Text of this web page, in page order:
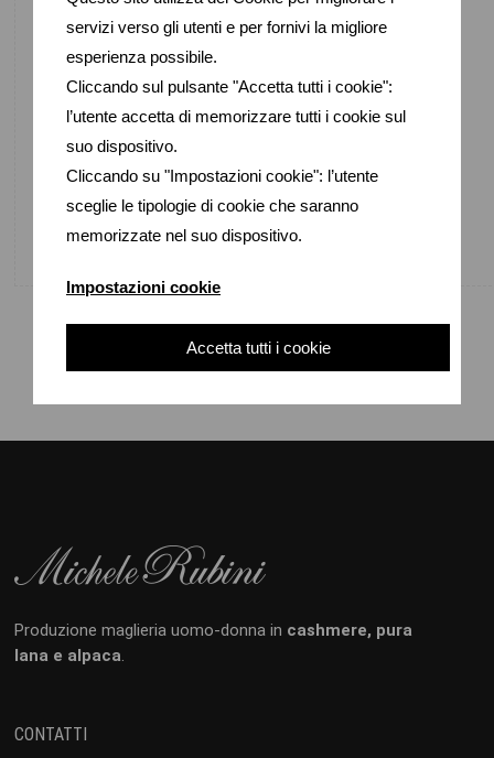
servizi verso gli utenti e per fornivi la migliore
esperienza possibile.
Cliccando sul pulsante "Accetta tutti i cookie":
l’utente accetta di memorizzare tutti i cookie sul
suo dispositivo.
Cliccando su "Impostazioni cookie": l’utente
sceglie le tipologie di cookie che saranno
memorizzate nel suo dispositivo.
Impostazioni cookie
Accetta tutti i cookie
Maglificio Michele Rubini
Via Firenze snc
62010 Treia (MC)
Italia, EUROPE
(+39) 0733 215368
Produzione maglieria uomo-donna in cashmere, pura
lana e alpaca.
CONTATTI